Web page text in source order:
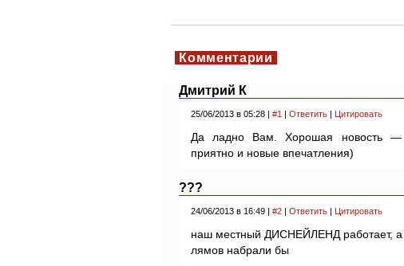
Комментарии
Дмитрий К
25/06/2013 в 05:28 | #1 | Ответить | Цитировать
Да ладно Вам. Хорошая новость —
приятно и новые впечатления)
???
24/06/2013 в 16:49 | #2 | Ответить | Цитировать
наш местный ДИСНЕЙЛЕНД работает,
лямов набрали бы